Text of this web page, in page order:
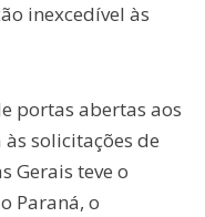
inexcedível às
portas abertas aos
solicitações de
Gerais teve o
Paraná, o